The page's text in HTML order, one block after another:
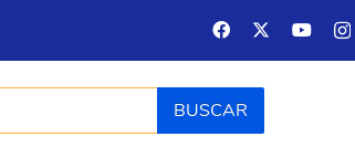
BUSCAR